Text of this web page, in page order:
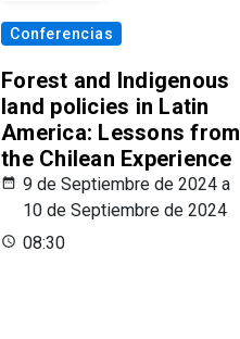
Conferencias
Forest and Indigenous
land policies in Latin
America: Lessons from
the Chilean Experience
9 de Septiembre de 2024 a
10 de Septiembre de 2024
08:30